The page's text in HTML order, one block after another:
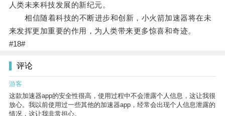
人类未来科技发展的新纪元。
相信随着科技的不断进步和创新，小火箭加速器将在未
来发挥更加重要的作用，为人类带来更多惊喜和奇迹。
#18#
评论
游客
这款加速器app的安全性很高，使用过程中不会泄露个人信息，这让我很
放心。我以前使用过一些其他的加速器app，经常会出现个人信息泄露的
情况，这让我非常担心。